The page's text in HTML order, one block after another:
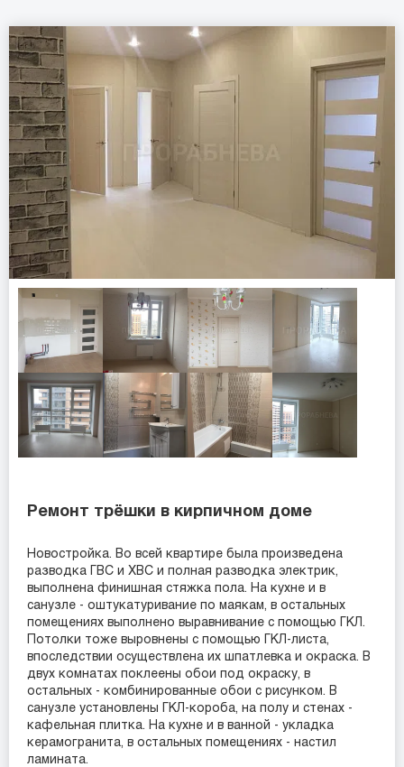
Ремонт трёшки в кирпичном доме
Новостройка. Во всей квартире была произведена
разводка ГВС и ХВС и полная разводка электрик,
выполнена финишная стяжка пола. На кухне и в
санузле - оштукатуривание по маякам, в остальных
помещениях выполнено выравнивание с помощью ГКЛ.
Потолки тоже выровнены с помощью ГКЛ-листа,
впоследствии осуществлена их шпатлевка и окраска. В
двух комнатах поклеены обои под окраску, в
остальных - комбинированные обои с рисунком. В
санузле установлены ГКЛ-короба, на полу и стенах -
кафельная плитка. На кухне и в ванной - укладка
керамогранита, в остальных помещениях - настил
ламината.